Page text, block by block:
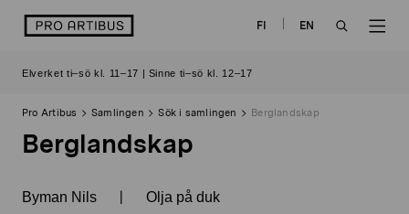
logo FI
EN
Elverket ti–sö kl. 11–17 | Sinne ti–sö kl. 12–17
Pro Artibus Samlingen Sök i samlingen Berglandskap
Berglandskap
Byman Nils | Olja på duk